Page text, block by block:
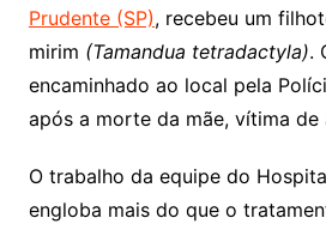
Prudente (SP), recebeu um
mirim (Tamandua tetradactyla).
encaminhado ao local pela
após a morte da mãe, vítima de
O trabalho da equipe do
engloba mais do que o